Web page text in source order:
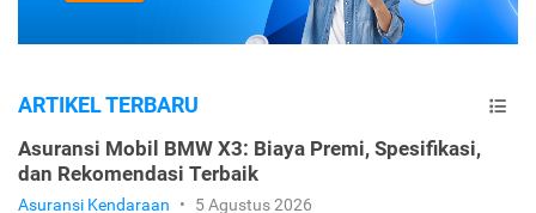
ARTIKEL TERBARU
Asuransi Mobil BMW X3: Biaya Premi, Spesifikasi,
dan Rekomendasi Terbaik
Asuransi Kendaraan • 5 Agustus 2026